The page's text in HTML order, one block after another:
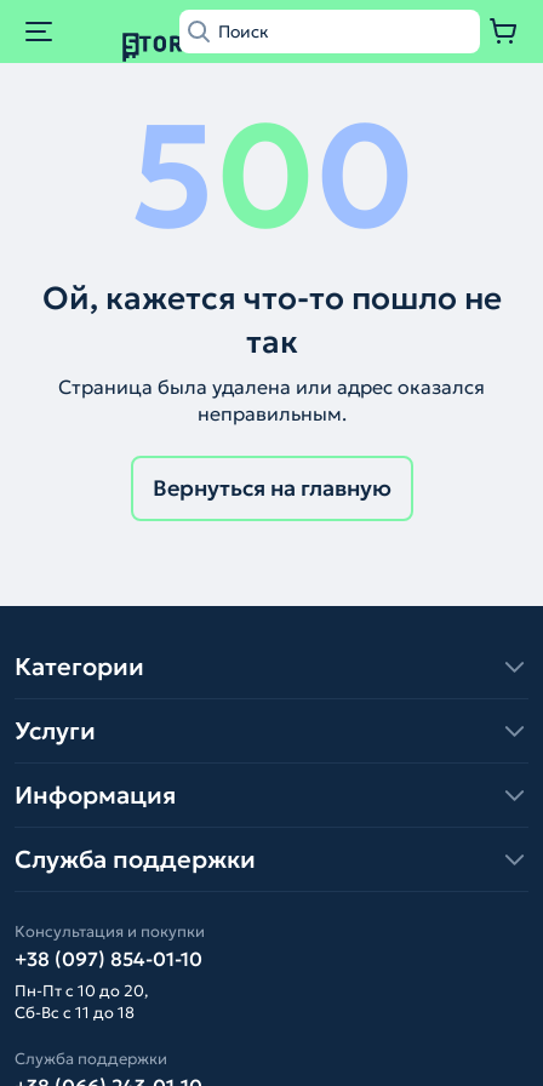
500
Ой, кажется что-то пошло не
так
Страница была удалена или адрес оказался
неправильным.
Вернуться на главную
Категории
Услуги
Информация
Служба поддержки
Консультация и покупки
+38 (097) 854-01-10
Пн-Пт с 10 до 20,
Сб-Вс с 11 до 18
Служба поддержки